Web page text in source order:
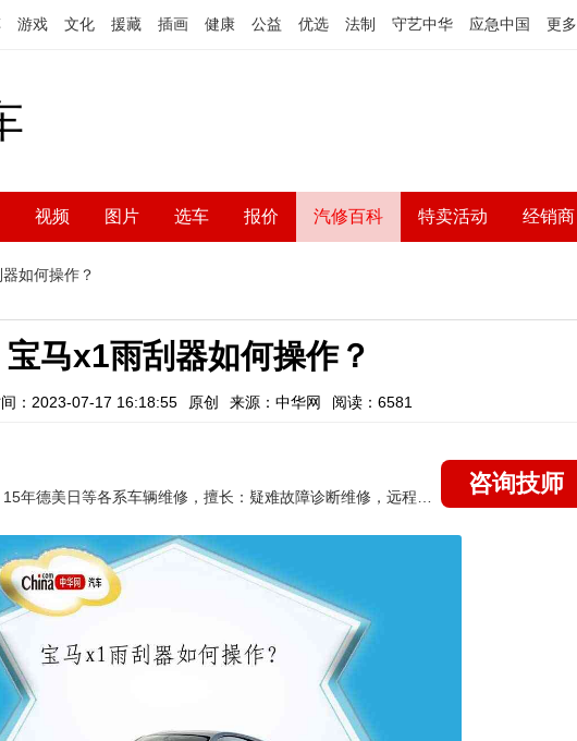
游戏 文化 援藏 插画 健康 公益 优选 法制 守艺中华 应急中国 更多
视频 图片 选车 报价 汽修百科 特卖活动 经销商
如何操作？
宝马x1雨刮器如何操作？
：2023-07-17 16:18:55 原创 来源：中华网 阅读：6581
咨询技师